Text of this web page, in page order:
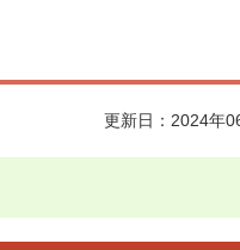
更新日：2024年